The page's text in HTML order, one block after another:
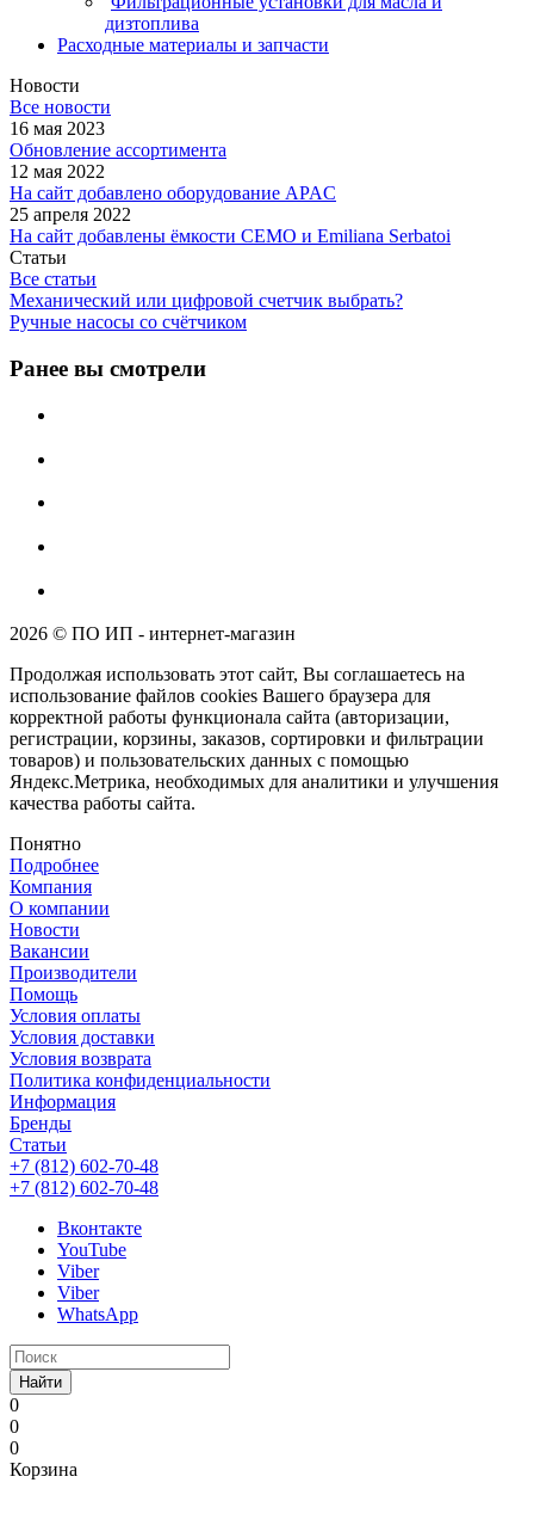
дизтоплива
Расходные материалы и запчасти
Новости
Все новости
16 мая 2023
Обновление ассортимента
12 мая 2022
На сайт добавлено оборудование APAC
25 апреля 2022
На сайт добавлены ёмкости CEMO и Emiliana Serbatoi
Статьи
Все статьи
Механический или цифровой счетчик выбрать?
Ручные насосы со счётчиком
Ранее вы смотрели
2026 © ПО ИП - интернет-магазин
Продолжая использовать этот сайт, Вы соглашаетесь на
использование файлов cookies Вашего браузера для
корректной работы функционала сайта (авторизации,
регистрации, корзины, заказов, сортировки и фильтрации
товаров) и пользовательских данных с помощью
Яндекс.Метрика, необходимых для аналитики и улучшения
качества работы сайта.
Понятно
Подробнее
Компания
О компании
Новости
Вакансии
Производители
Помощь
Условия оплаты
Условия доставки
Условия возврата
Политика конфиденциальности
Информация
Бренды
Статьи
+7 (812) 602-70-48
+7 (812) 602-70-48
Вконтакте
YouTube
Viber
Viber
WhatsApp
Найти
0
0
0
Корзина